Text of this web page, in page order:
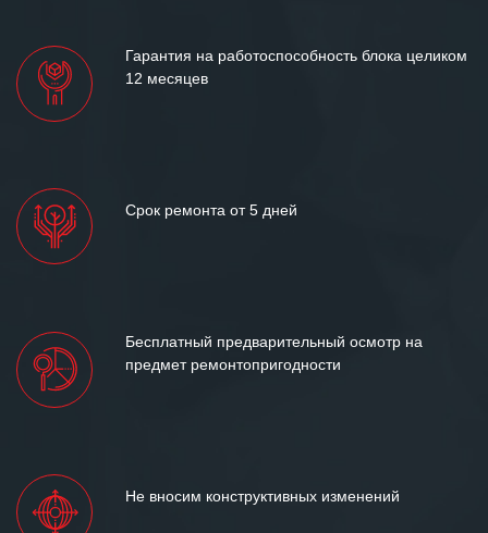
Гарантия на работоспособность блока целиком
12 месяцев
Срок ремонта от 5 дней
Бесплатный предварительный осмотр на
предмет ремонтопригодности
Не вносим конструктивных изменений